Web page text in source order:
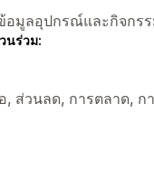
อมูลอุปกรณ์และกิจกร
นร่วม:
ส่วนลด, การตลาด, ก